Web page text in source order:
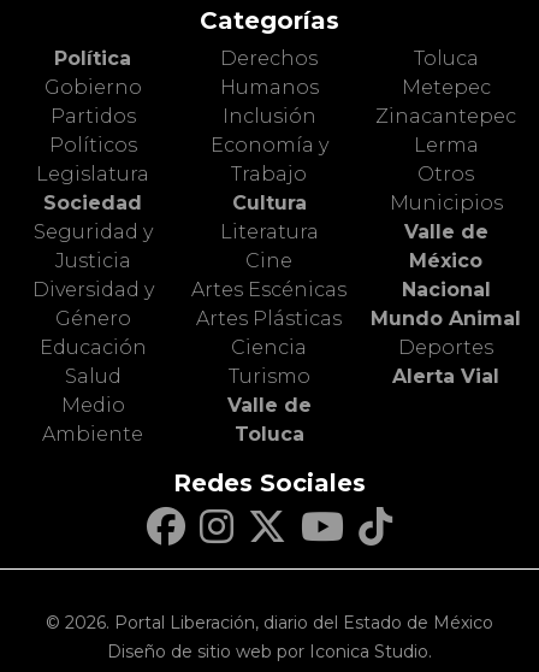
Categorías
Política
Gobierno
Partidos
Políticos
Legislatura
Sociedad
Seguridad y
Justicia
Diversidad y
Género
Educación
Salud
Medio
Ambiente
Derechos
Humanos
Inclusión
Economía y
Trabajo
Cultura
Literatura
Cine
Artes Escénicas
Artes Plásticas
Ciencia
Turismo
Valle de
Toluca
Toluca
Metepec
Zinacantepec
Lerma
Otros
Municipios
Valle de
México
Nacional
Mundo Animal
Deportes
Alerta Vial
Redes Sociales
© 2026. Portal Liberación, diario del Estado de México
Diseño de sitio web por Iconica Studio.